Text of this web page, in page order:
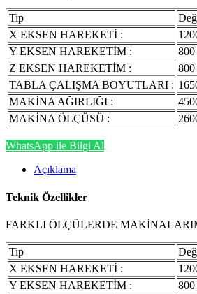
Tip
X EKSEN HAREKETİ :
Y EKSEN HAREKETİM :
Z EKSEN HAREKETİM :
TABLA ÇALIŞMA BOYUTLARI :
MAKİNA AĞIRLIĞI :
MAKİNA ÖLÇÜSÜ :
WhatsApp ile Bilgi Al
Açıklama
Teknik Özellikler
FARKLI ÖLÇÜLERDE
Tip
X EKSEN HAREKETİ :
Y EKSEN HAREKETİM :